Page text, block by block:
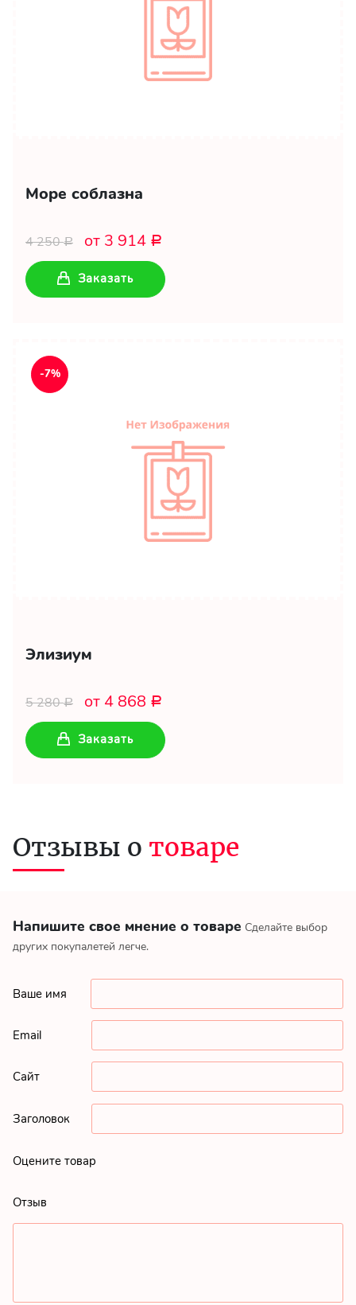
Море соблазна
4 250Р от 3 914 Р
Заказать
-7%
Элизиум
5 280Р от 4 868 Р
Заказать
Напишите свое мнение о товаре Сделайте выбор
других покупалетей легче.
Ваше имя
Email
Сайт
Заголовок
Оцените товар
Отзыв
Отзывы о товаре